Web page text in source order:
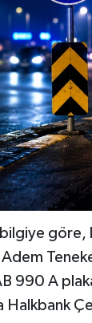
göre,
990 A
Halkbank